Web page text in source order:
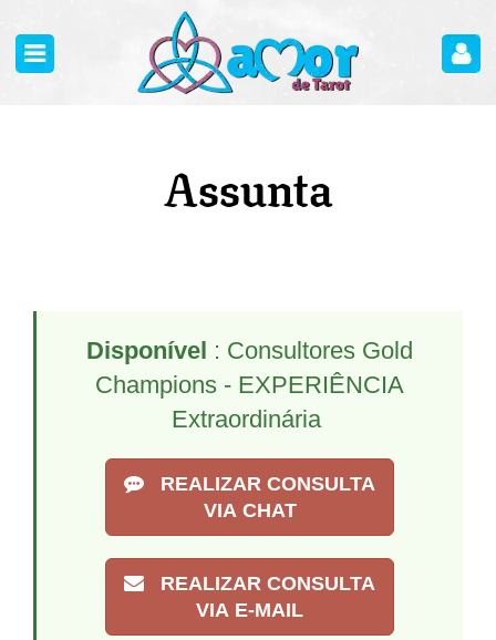
Assunta
Disponível : Consultores Gold
Champions - EXPERIÊNCIA
Extraordinária
REALIZAR CONSULTA
VIA CHAT
REALIZAR CONSULTA
VIA E-MAIL